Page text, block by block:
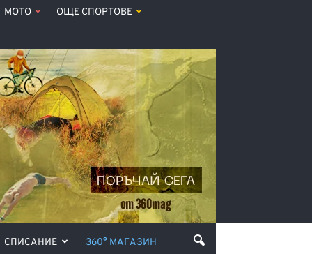
МОТО ОЩЕ СПОРТОВЕ
СПИСАНИЕ 360° МАГАЗИН